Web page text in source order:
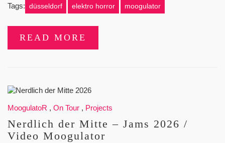
Tags: düsseldorf elektro horror moogulator
READ MORE
MoogulatoR , On Tour , Projects
Nerdlich der Mitte – Jams 2026 /
Video Moogulator